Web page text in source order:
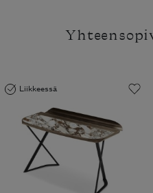
Liikkeessä